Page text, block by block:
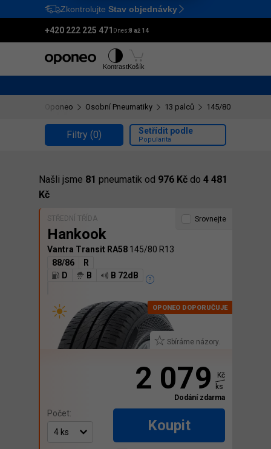
Ctrl M
Zkontrolujte Stav objednávky
+420 222 225 471 Dnes:8 až 14
KontrastKošík
Oponeo Osobní Pneumatiky 13 palců 145/80 R13
Filtry (0)
Našli jsme 81 pneumatik od 976 Kč do 4 481
Kč
Setřídit podle
Popularita
STŘEDNÍ TŘÍDA
Hankook
Vantra Transit RA58 145/80 R13
88/86
R
D
B B 72dB
Sbíráme názory.
Srovnejte
2 079
Kč
ks
Dodání zdarma
Počet:
Koupit